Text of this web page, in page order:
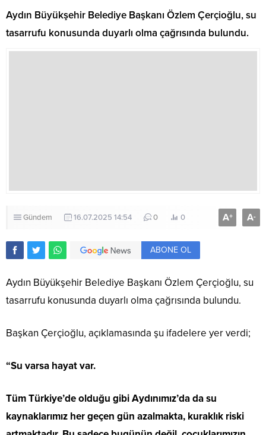
Aydın Büyükşehir Belediye Başkanı Özlem Çerçioğlu, su
tasarrufu konusunda duyarlı olma çağrısında bulundu.
Gündem 16.07.2025 14:54 0 0 A+ A-
ABONE OL
Aydın Büyükşehir Belediye Başkanı Özlem Çerçioğlu, su
tasarrufu konusunda duyarlı olma çağrısında bulundu.
Başkan Çerçioğlu, açıklamasında şu ifadelere yer verdi;
“Su varsa hayat var.
Tüm Türkiye’de olduğu gibi Aydınımız’da da su
kaynaklarımız her geçen gün azalmakta, kuraklık riski